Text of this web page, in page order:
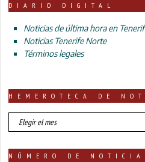
DIARIO DIGITAL
Noticias de última hora en
Noticias Tenerife Norte
Términos legales
HEMEROTECA DE
HEMEROTECA
DE
NÚMERO DE